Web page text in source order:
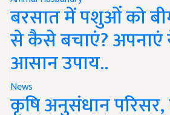
बरसात में पशुओं को
से कैसे बचाएं? अपनाएं
आसान उपाय..
News
कृषि अनुसंधान परिसर,